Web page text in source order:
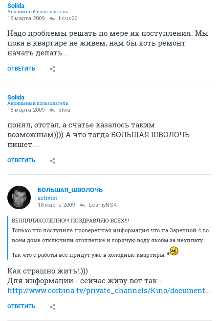
Solida
Анонимный пользователь
18 марта 2009 ficus26
Надо проблемы решать по мере их поступления. Мы
пока в квартире не живем, нам бы хоть ремонт
начать делать...
ОТВЕТИТЬ
Solida
Анонимный пользователь
18 марта 2009 stwa
понял, отстал, а счатье казалось таким
возможным)))) А что тогда БОЛЬШАЯ ШВОЛОЧЬ
пишет....
ОТВЕТИТЬ
БОЛЬШАЯ_ШВОЛОЧЬ
activist
18 марта 2009 LeshiyNSK
ВЕЛЛЛЛИКОЛЕПНО!!! ПОЗДРАВЛЯЮ ВСЕХ!!!
Только что поступила проверенная информация что на Заречной 4 во
всем доме отключили отопление и горячую воду якобы за неуплату.
Так что с работы все придут уже в холодные квартиры.
Как страшно жить!;)))
Для информации - сейчас живу вот так -
http://www.corbina.tv/private_channels/Kino/documentalnoe_kino/index.php
ОТВЕТИТЬ